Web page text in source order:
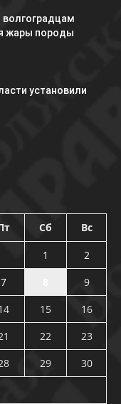
волгоградцам
жары породы
установили
Сб Вс
1
2
7
9
15
16
22
23
29
30